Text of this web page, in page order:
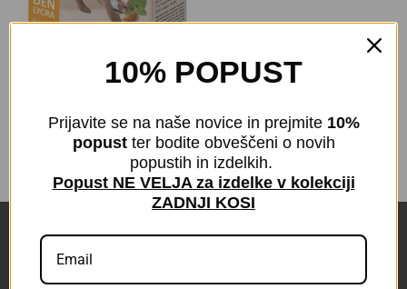
Bombažne SAMOSTOJEČE
NOGAVICE 360 den s čipko |
79,90 z DDV
POVEZAVE
10% POPUST
Prijavite se na naše novice in prejmite 10%
popust ter bodite obveščeni o novih
popustih in izdelkih.
Popust NE VELJA za izdelke v kolekciji
ZADNJI KOSI